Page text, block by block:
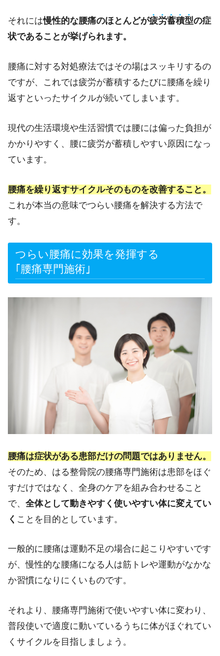
それには慢性的な腰痛のほとんどが疲労蓄積型の症
状であることが挙げられます。
腰痛に対する対処療法ではその場はスッキリするの
ですが、これでは疲労が蓄積するたびに腰痛を繰り
返すといったサイクルが続いてしまいます。
現代の生活環境や生活習慣では腰には偏った負担が
かかりやすく、腰に疲労が蓄積しやすい原因になっ
ています。
腰痛を繰り返すサイクルそのものを改善すること。
これが本当の意味でつらい腰痛を解決する方法で
す。
つらい腰痛に効果を発揮する
｢腰痛専門施術｣
腰痛は症状がある患部だけの問題ではありません。
そのため、はる整骨院の腰痛専門施術は患部をほぐ
すだけではなく、全身のケアを組み合わせること
で、 全体として動きやすく使いやすい体に変えてい
く ことを目的としています。
一般的に腰痛は運動不足の場合に起こりやすいです
が、慢性的な腰痛になる人は筋トレや運動がなかな
か習慣になりにくいものです。
それより、腰痛専門施術で使いやすい体に変わり、
普段使いで適度に動いているうちに体がほぐれてい
くサイクルを目指しましょう。